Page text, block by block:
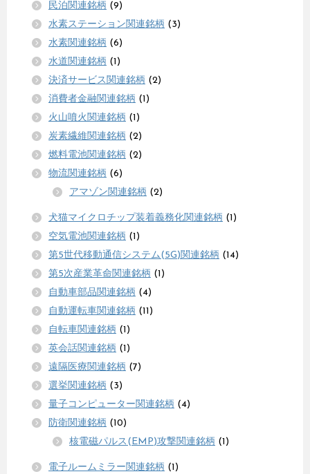
民泊関連銘柄 (9)
水素ステーション関連銘柄 (3)
水素関連銘柄 (6)
水道関連銘柄 (1)
決済サービス関連銘柄 (2)
消費者金融関連銘柄 (1)
火山噴火関連銘柄 (1)
炭素繊維関連銘柄 (2)
燃料電池関連銘柄 (2)
物流関連銘柄 (6)
アマゾン関連銘柄 (2)
犬猫マイクロチップ装着義務化関連銘柄 (1)
空気電池関連銘柄 (1)
第5世代移動通信システム(5G)関連銘柄 (14)
第5次産業革命関連銘柄 (1)
自動車部品関連銘柄 (4)
自動運転車関連銘柄 (11)
自転車関連銘柄 (1)
英会話関連銘柄 (1)
遠隔医療関連銘柄 (7)
選挙関連銘柄 (3)
量子コンピューター関連銘柄 (4)
防衛関連銘柄 (10)
核電磁パルス(EMP)攻撃関連銘柄 (1)
電子ルームミラー関連銘柄 (1)